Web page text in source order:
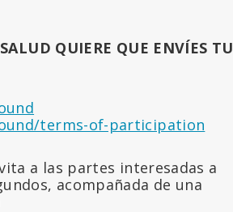
QUIERE QUE ENVÍES TU
terms-of-participation
a las partes interesadas a
acompañada de una